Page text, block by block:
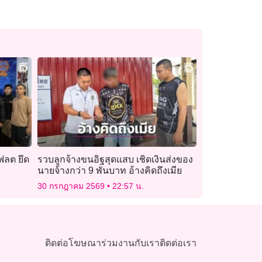
ลต ยึด
รวบลูกจ้างขนอิฐสุดแสบ เชิดเงินส่งของ
นายจ้างกว่า 9 พันบาท อ้างคิดถึงเมีย
30 กรกฎาคม 2569 22:57 น.
ติดต่อโฆษณาร่วมงานกับเราติดต่อเรา